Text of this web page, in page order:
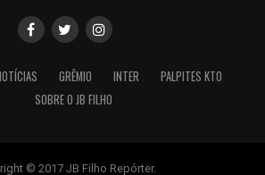
GRÊMIO INTER
PALPITES KTO
SOBRE O JB FILHO
© 2017 JB Filho Repórter.